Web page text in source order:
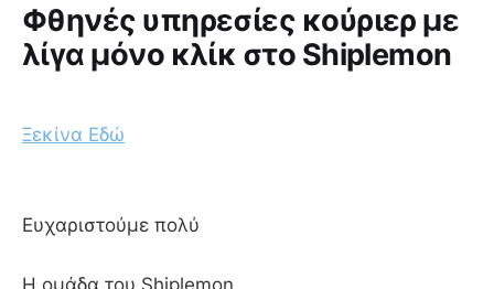
Φθηνές υπηρεσίες κούριερ με
λίγα μόνο κλίκ στο Shiplemon
Ξεκίνα Εδώ
Ευχαριστούμε πολύ
Η ομάδα του Shiplemon